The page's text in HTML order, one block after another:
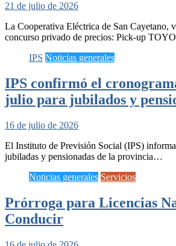
21 de julio de 2026
La Cooperativa Eléctrica de San Cayetano,
concurso privado de precios: Pick-up
IPS Noticias generales
IPS confirmó el
julio para jubilados y
16 de julio de 2026
El Instituto de Previsión Social (IPS)
jubiladas y pensionadas de la provincia…
Noticias generales Servicios
Prórroga para Licencias
Conducir